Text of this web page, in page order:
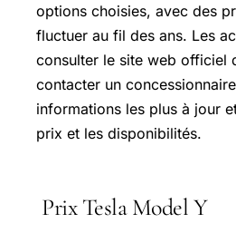
options choisies, avec des
fluctuer au fil des ans. Les
consulter le site web officiel
contacter un
informations les plus à jour
prix et les disponibilités.
Prix Tesla Model Y